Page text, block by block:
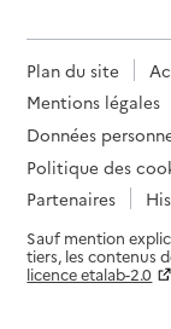
Plan du site
Mentions légales
Données
Politique des
Partenaires
Sauf mention
tiers, les contenus
licence etalab-2.0